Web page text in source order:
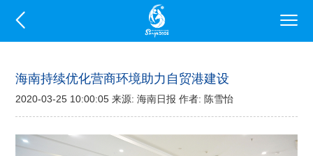
海南持续优化营商环境助力自贸港建设
2020-03-25 10:00:05 来源: 海南日报 作者: 陈雪怡